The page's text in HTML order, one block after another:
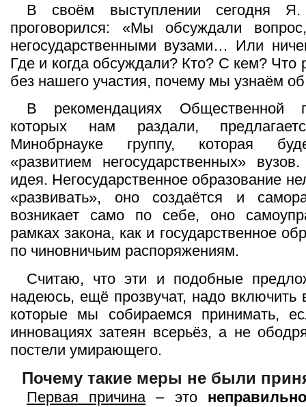
В своём выступлении сегодня
проговорился: «Мы обсуждали
негосударственными вузами… Или
Где и когда обсуждали? Кто? С кем?
без нашего участия, почему мы узнаём
В рекомендациях Общественной
которых нам раздали,
Минобрнауке группу, которая
«развитием негосударственных»
идея. Негосударственное образование
«развивать», оно создаётся и
возникает само по себе, оно
рамках закона, как и государственное
по чиновничьим распоряжениям.
Считаю, что эти и подобные
надеюсь, ещё прозвучат, надо включить
которые мы собираемся принимать,
инновациях затеян всерьёз, а не
постели умирающего.
Почему такие меры не были
Первая причина – это